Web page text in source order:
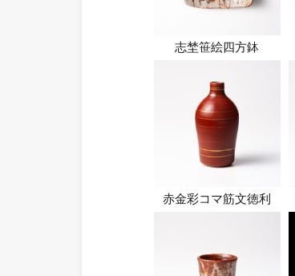
志埜笹絵四方鉢
赤金彩コマ筋文徳利